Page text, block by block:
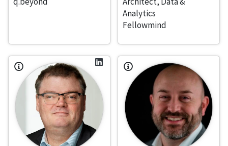
Analytics
Fellowmind